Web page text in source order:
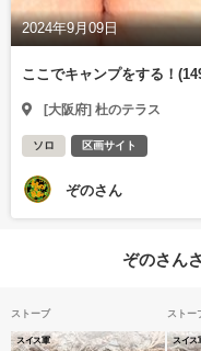
2024年9月09日
ここでキャンプをする！
[大阪府] 杜のテラス
ソロ 区画サイト
ぞのさん
ぞのさん
ストーブ
スイス軍
ストー
スイス